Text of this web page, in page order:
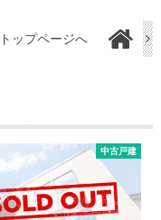
トップページへ
中古戸建